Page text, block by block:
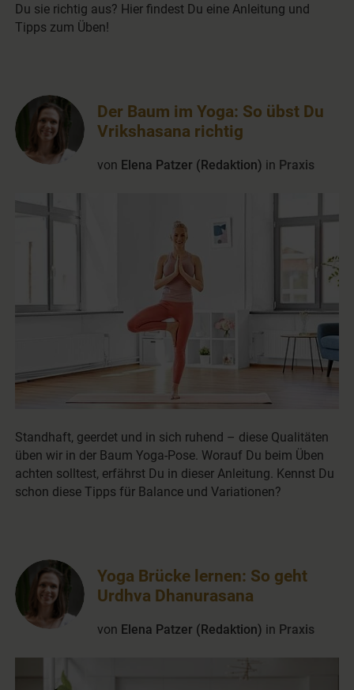
Du sie richtig aus? Hier findest Du eine Anleitung und
Tipps zum Üben!
Standhaft, geerdet und in sich ruhend – diese Qualitäten
üben wir in der Baum Yoga-Pose. Worauf Du beim Üben
achten solltest, erfährst Du in dieser Anleitung. Kennst Du
schon diese Tipps für Balance und Variationen?
Der Baum im Yoga: So übst Du
Vrikshasana richtig
von Elena Patzer (Redaktion) in Praxis
Yoga Brücke lernen: So geht
Urdhva Dhanurasana
von Elena Patzer (Redaktion) in Praxis